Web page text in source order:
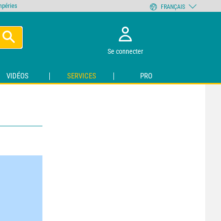
Se connecter
VIDÉOS SERVICES PRO
FRANÇAIS